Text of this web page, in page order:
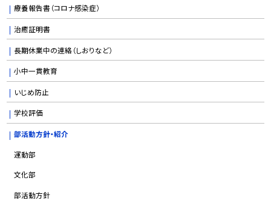
療養報告書（コロナ感染症）
治癒証明書
長期休業中の連絡（しおりなど）
小中一貫教育
いじめ防止
学校評価
部活動方針・紹介
運動部
文化部
部活動方針